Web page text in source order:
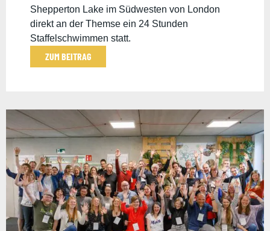
Shepperton Lake im Südwesten von London
direkt an der Themse ein 24 Stunden
Staffelschwimmen statt.
ZUM BEITRAG